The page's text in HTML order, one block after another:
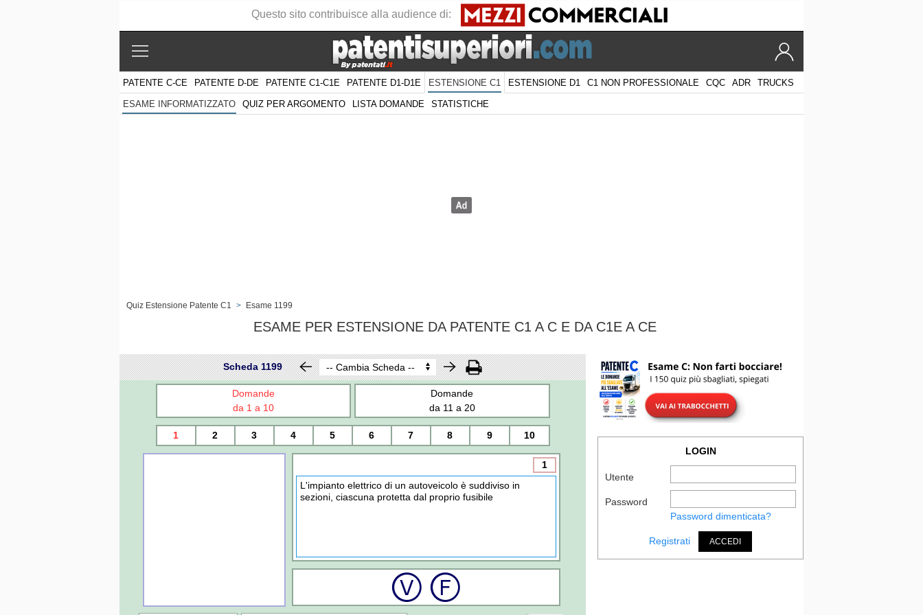
PATENTE C-CE PATENTE D-DE PATENTE C1-C1E PATENTE D1-D1E ESTENSIONE C1 ESTENSIONE D1 C1 NON PROFESSIONALE CQC ADR TRUCKS
ESAME INFORMATIZZATO QUIZ PER ARGOMENTO LISTA DOMANDE STATISTICHE
Quiz Estensione Patente C1 > Esame 1199
ESAME PER ESTENSIONE DA PATENTE C1 A C E DA C1E A CE
Scheda 1199
Domande
da 1 a 10
Domande
da 11 a 20
1 2 3 4 5 6 7 8 9 10
1
L'impianto elettrico di un autoveicolo è suddiviso in
sezioni, ciascuna protetta dal proprio fusibile
LOGIN
Utente
Password
Password dimenticata?
Registrati ACCEDI
Questo sito contribuisce alla audience di: